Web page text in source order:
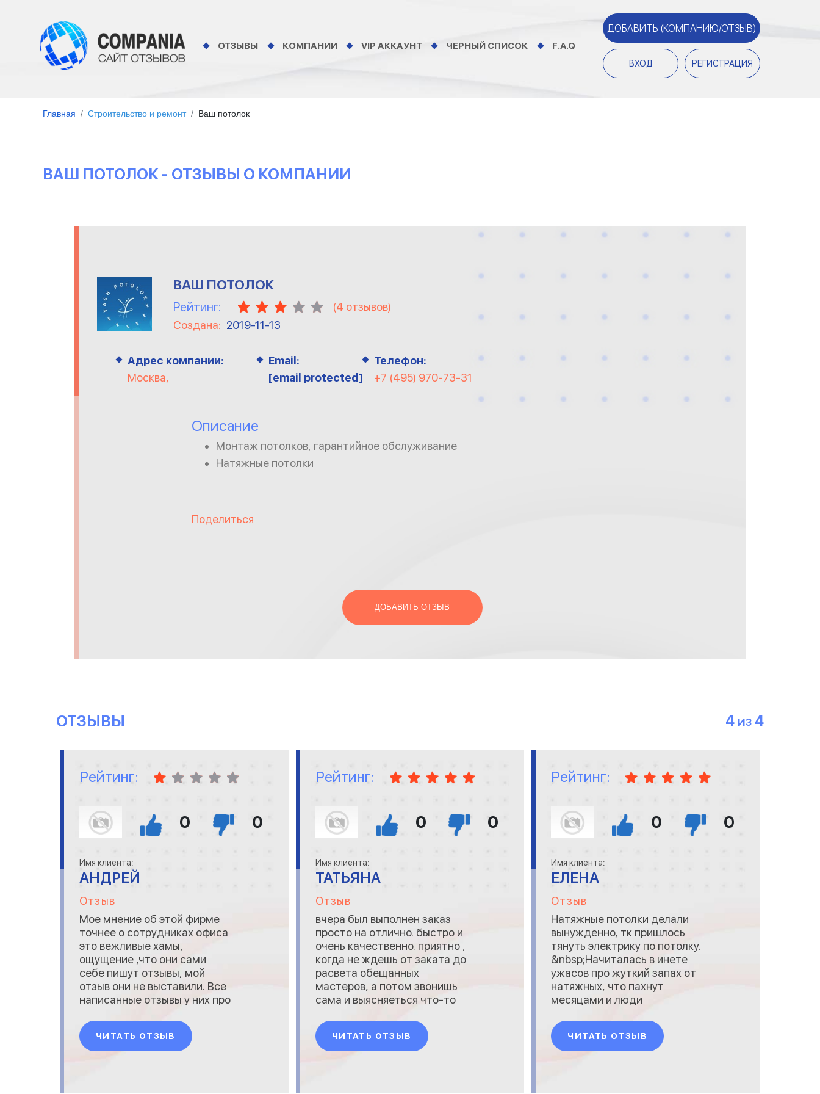
ОТЗЫВЫ КОМПАНИИ VIP АККАУНТ ЧЕРНЫЙ СПИСОК F.A.Q
ДОБАВИТЬ (КОМПАНИЮ/ОТЗЫВ)
ВХОД РЕГИСТРАЦИЯ
Главная Строительство и ремонт Ваш потолок
ВАШ ПОТОЛОК - ОТЗЫВЫ О КОМПАНИИ
ВАШ ПОТОЛОК
Рейтинг: (4 отзывов)
Создана: 2019-11-13
Адрес компании:
Москва,
Email:
[email protected]
Телефон:
+7 (495) 970-73-31
Описание
Монтаж потолков, гарантийное обслуживание
Натяжные потолки
Поделиться
ДОБАВИТЬ ОТЗЫВ
ОТЗЫВЫ 4 ИЗ 4
Рейтинг:
0 0
Имя клиента:
АНДРЕЙ
Отзыв
Мое мнение об этой фирме
точнее о сотрудниках офиса
это вежливые хамы,
ощущение ,что они сами
себе пишут отзывы, мой
отзыв они не выставили. Все
написанные отзывы у них про
которые могут работать
оперативно, Желаю ООО
"Ваш потолок" иметь больше
ЧИТАТЬ ОТЗЫВ
Рейтинг:
0 0
Имя клиента:
ТАТЬЯНА
Отзыв
вчера был выполнен заказ
просто на отлично. быстро и
очень качественно. приятно ,
когда не ждешь от заката до
расвета обещанных
мастеров, а потом звонишь
сама и выясняеться что-то
мастеров например. в моем
случае- все просто
великолепно. отличный
ЧИТАТЬ ОТЗЫВ
Рейтинг:
0 0
Имя клиента:
ЕЛЕНА
Отзыв
Натяжные потолки делали
вынужденно, тк пришлось
тянуть электрику по потолку.
&nbsp;Начиталась в инете
ужасов про жуткий запах от
натяжных, что пахнут
месяцами и люди
большим кол- вом грязи.
Настроена была очень
критично- никогда у нас не
ЧИТАТЬ ОТЗЫВ